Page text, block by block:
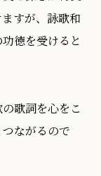
すが、詠歌和
徳を受けると
歌詞を心をこ
ながるので